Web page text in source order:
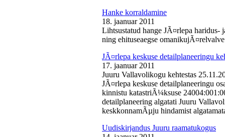
Hanke korraldamine
18. jaanuar 2011
Lihtsustatud hange JÃ¤rlepa
ning ehituseaegse
JÃ¤rlepa keskuse detailplaneeringu
17. jaanuar 2011
Juuru Vallavolikogu kehtestas
JÃ¤rlepa keskuse detailplaneeringu
kinnistu katastriÃ¼ksuse
detailplaneering algatati Juuru
keskkonnamÃµju hindamist
Uudiskirjandus Juuru raamatukogus